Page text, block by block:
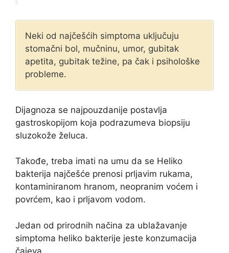
Neki od najčešćih simptoma uključuju
stomačni bol, mučninu, umor, gubitak
apetita, gubitak težine, pa čak i psihološke
probleme.
Dijagnoza se najpouzdanije postavlja
gastroskopijom koja podrazumeva biopsiju
sluzokože želuca.
Takođe, treba imati na umu da se Heliko
bakterija najčešće prenosi prljavim rukama,
kontaminiranom hranom, neopranim voćem i
povrćem, kao i prljavom vodom.
Jedan od prirodnih načina za ublažavanje
simptoma heliko bakterije jeste konzumacija
čajeva.